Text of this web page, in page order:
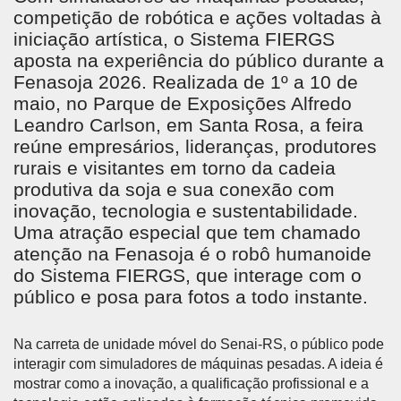
competição de robótica e ações voltadas à
iniciação artística, o Sistema FIERGS
aposta na experiência do público durante a
Fenasoja 2026. Realizada de 1º a 10 de
maio, no Parque de Exposições Alfredo
Leandro Carlson, em Santa Rosa, a feira
reúne empresários, lideranças, produtores
rurais e visitantes em torno da cadeia
produtiva da soja e sua conexão com
inovação, tecnologia e sustentabilidade.
Uma atração especial que tem chamado
atenção na Fenasoja é o robô humanoide
do Sistema FIERGS, que interage com o
público e posa para fotos a todo instante.
Na carreta de unidade móvel do Senai-RS, o público pode
interagir com simuladores de máquinas pesadas. A ideia é
mostrar como a inovação, a qualificação profissional e a